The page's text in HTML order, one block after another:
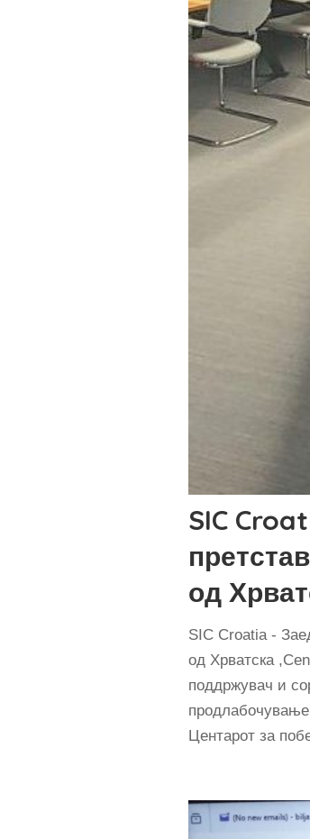
SIC
од
SIC Croatia -
од Хрватска
поддржувач и
Центарот за